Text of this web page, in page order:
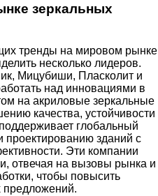
зеркальных
тренды на мировом рынке
несколько лидеров.
Мицубиши, Пласколит и
над инновациями в
на акриловые зеркальные
качества, устойчивости
глобальный
проектированию зданий с
Эти компании
отвечая на вызовы рынка и
чтобы повысить
предложений.